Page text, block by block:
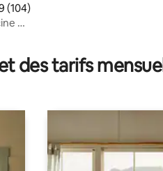
moyenne sur la base de
(104)
et
des tarifs